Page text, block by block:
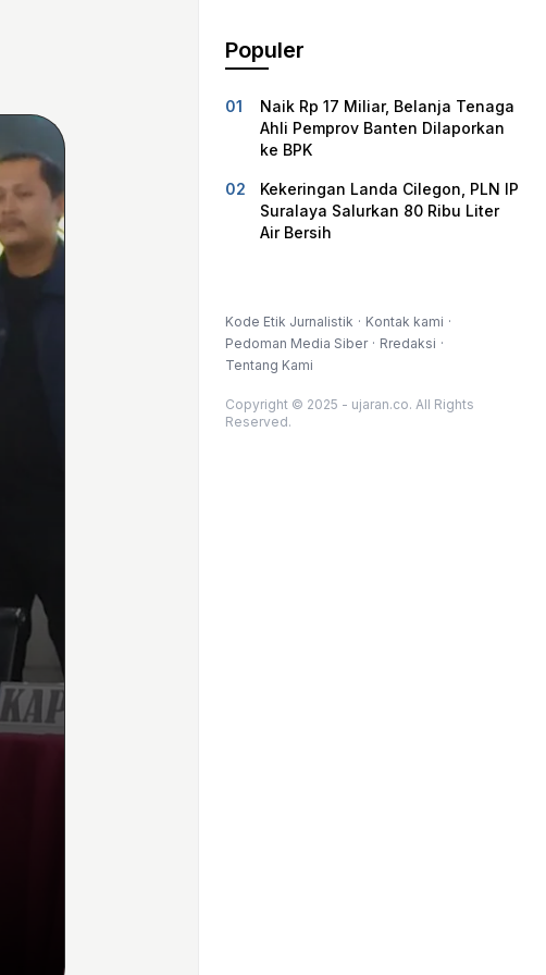
Populer
Naik Rp 17 Miliar, Belanja Tenaga
Ahli Pemprov Banten Dilaporkan
ke BPK
Kekeringan Landa Cilegon, PLN IP
Suralaya Salurkan 80 Ribu Liter
Air Bersih
Kode Etik Jurnalistik
Kontak kami
Pedoman Media Siber
Rredaksi
Tentang Kami
Copyright © 2025 - ujaran.co. All Rights
Reserved.